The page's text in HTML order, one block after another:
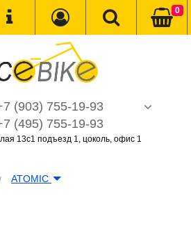
(903) 755-19-93
(495) 755-19-93
13с1 подъезд 1, цоколь, офис 1
0
ATOMIC